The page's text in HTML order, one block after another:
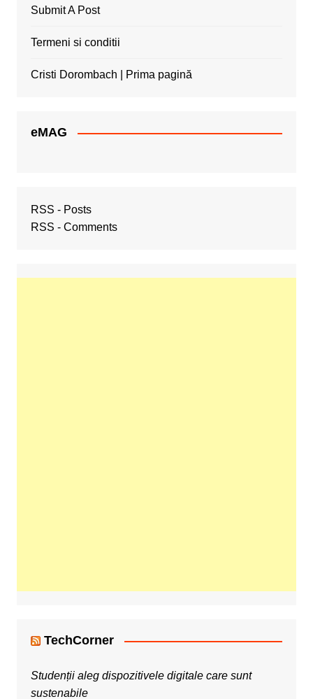
Submit A Post
Termeni si conditii
Cristi Dorombach | Prima pagină
eMAG
RSS - Posts
RSS - Comments
TechCorner
Studenții aleg dispozitivele digitale care sunt
sustenabile